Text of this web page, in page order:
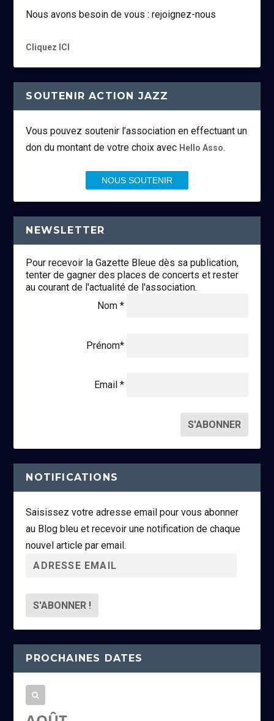
Nous avons besoin de vous : rejoignez-nous
Cliquez ICI
SOUTENIR ACTION JAZZ
Vous pouvez soutenir l’association en effectuant un
don du montant de votre choix avec Hello Asso.
NOUS SOUTENIR
NEWSLETTER
Pour recevoir la Gazette Bleue dès sa publication,
tenter de gagner des places de concerts et rester
au courant de l'actualité de l'association.
Nom *
Prénom*
Email *
NOTIFICATIONS
Saisissez votre adresse email pour vous abonner
au Blog bleu et recevoir une notification de chaque
nouvel article par email.
r
s
s
e
m
PROCHAINES DATES